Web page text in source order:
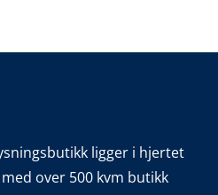
ligger i hjertet
over 500 kvm butikk